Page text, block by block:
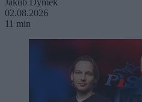
Jakub Dymek
02.08.2026
11 min